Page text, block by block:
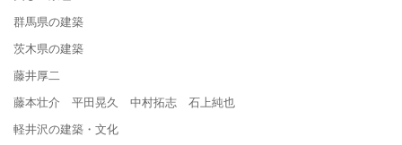
群馬県の建築
茨木県の建築
藤井厚二
藤本壮介 平田晃久 中村拓志 石上純也
軽井沢の建築・文化